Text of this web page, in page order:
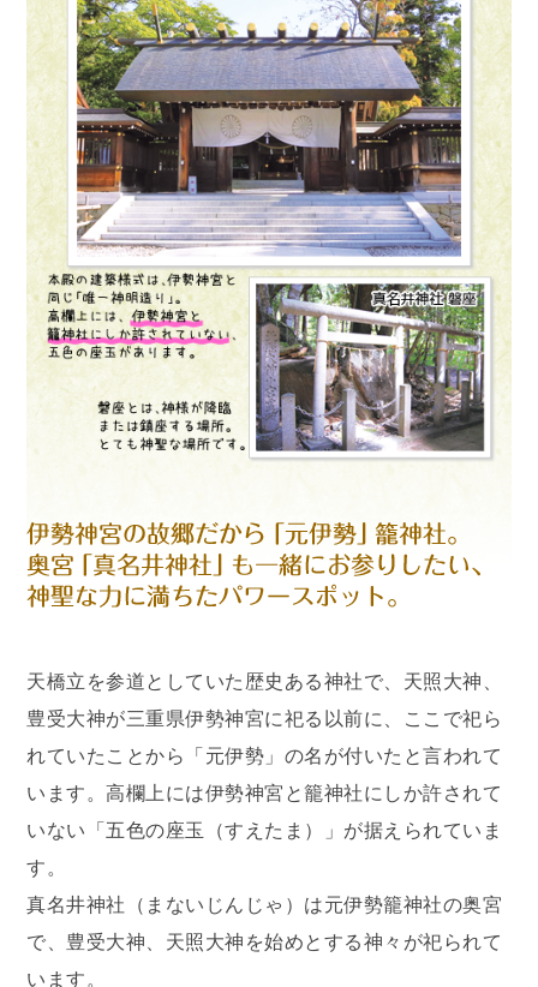
天橋立を参道としていた歴史ある神社で、天照大神、
豊受大神が三重県伊勢神宮に祀る以前に、ここで祀ら
れていたことから「元伊勢」の名が付いたと言われて
います。高欄上には伊勢神宮と籠神社にしか許されて
いない「五色の座玉（すえたま）」が据えられていま
す。
真名井神社（まないじんじゃ）は元伊勢籠神社の奥宮
で、豊受大神、天照大神を始めとする神々が祀られて
います。